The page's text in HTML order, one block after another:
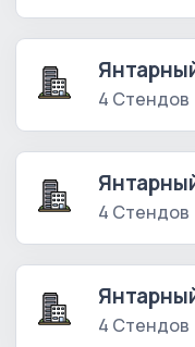
4 Стендов
4 Стендов
4 Стендов